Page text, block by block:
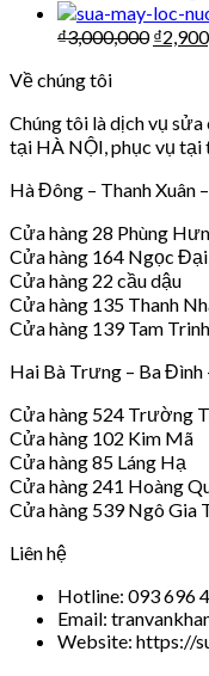
₫3,000,000 ₫
Về chúng tôi
Chúng tôi là dịch vụ
tại HÀ NỘI, phục vụ tại
Hà Đông – Thanh Xuân
Cửa hàng 28 Phùng
Cửa hàng 164 Ngọc
Cửa hàng 22 cầu dậu
Cửa hàng 135 Thanh
Cửa hàng 139 Tam Trinh
Hai Bà Trưng – Ba Đình
Cửa hàng 524 Trường
Cửa hàng 102 Kim Mã
Cửa hàng 85 Láng Hạ
Cửa hàng 241 Hoàng
Cửa hàng 539 Ngô Gia
Liên hệ
Hotline: 093 696
Email:
Website: https://